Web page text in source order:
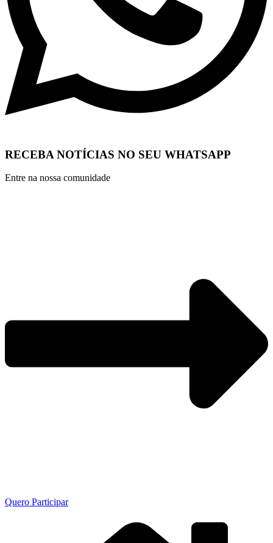
RECEBA NOTÍCIAS NO SEU WHATSAPP
Entre na nossa comunidade
Quero Participar